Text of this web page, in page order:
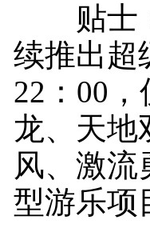
贴士：
续推出超
22：00
龙、天地
风、激流
型游乐项